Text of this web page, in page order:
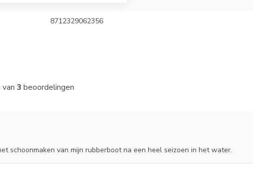
8712329062356
3 beoordelingen
schoonmaken van mijn rubberboot na een heel seizoen in het water.